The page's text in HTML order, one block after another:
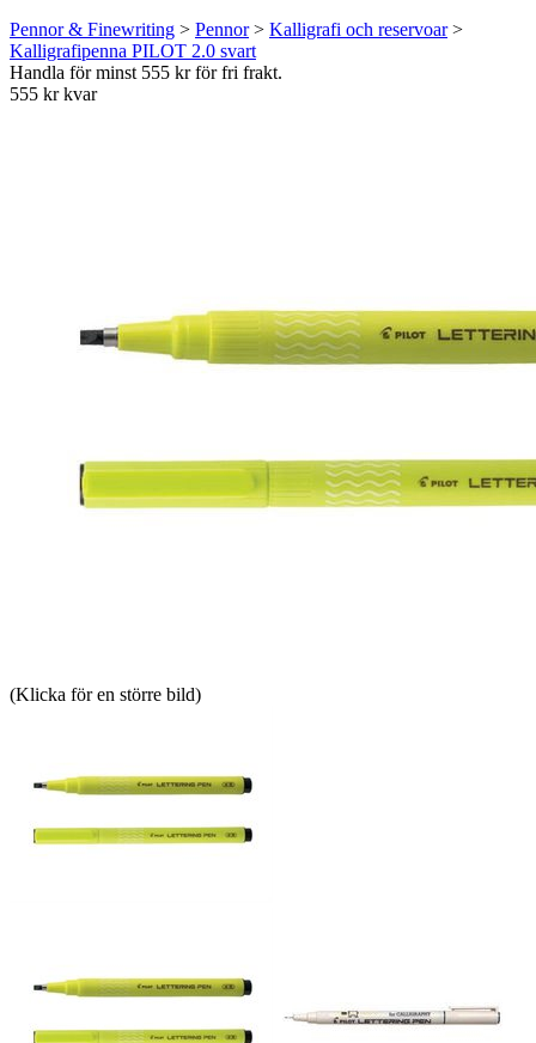
Pennor & Finewriting > Pennor> Kalligrafi och reservoar>
Kalligrafipenna PILOT 2.0 svart
Handla för minst 555 kr för fri frakt.
555 kr kvar
(Klicka för en större bild)